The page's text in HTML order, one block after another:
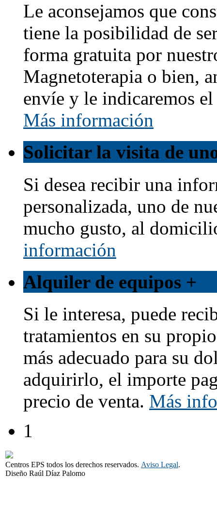
Le aconsejamos que
tiene la posibilidad de
forma gratuita por
Magnetoterapia o bien,
envíe y le indicaremos
Más información
Solicitar la visita de
Si desea recibir una
personalizada, uno de
mucho gusto, al
información
Alquiler de equipos +
Si le interesa, puede
tratamientos en su
más adecuado para su
adquirirlo, el importe
precio de venta. Más
1
Centros EPS todos los derechos reservados. Aviso Legal.
Diseño Raúl Díaz Palomo